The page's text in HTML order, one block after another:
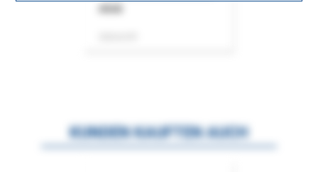
KUNDEN KAUFTEN AUCH